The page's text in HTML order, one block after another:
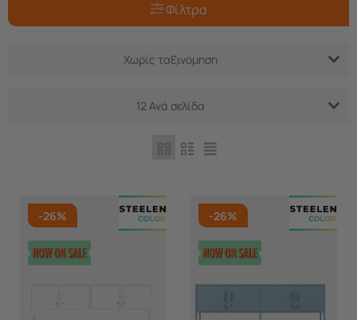
Φίλτρα
Χωρίς ταξινόμηση
12 Ανά σελίδα
-26% -26%